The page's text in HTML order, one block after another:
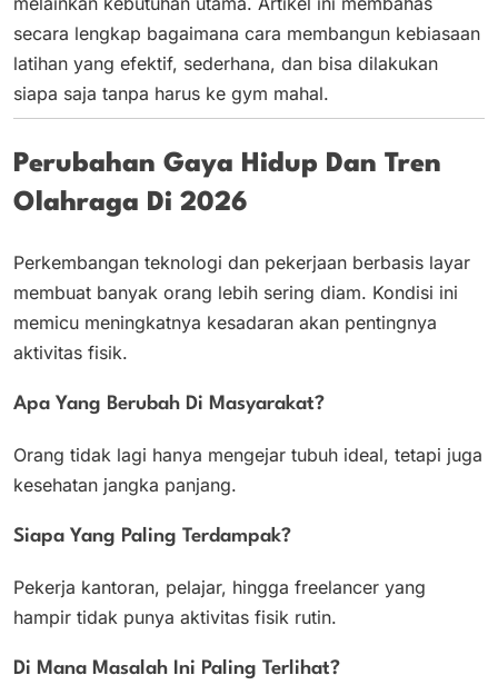
secara lengkap bagaimana cara membangun kebiasaan
latihan yang efektif, sederhana, dan bisa dilakukan
siapa saja tanpa harus ke gym mahal.
Perubahan Gaya Hidup Dan Tren
Olahraga Di 2026
Perkembangan teknologi dan pekerjaan berbasis layar
membuat banyak orang lebih sering diam. Kondisi ini
memicu meningkatnya kesadaran akan pentingnya
aktivitas fisik.
Apa Yang Berubah Di Masyarakat?
Orang tidak lagi hanya mengejar tubuh ideal, tetapi juga
kesehatan jangka panjang.
Siapa Yang Paling Terdampak?
Pekerja kantoran, pelajar, hingga freelancer yang
hampir tidak punya aktivitas fisik rutin.
Di Mana Masalah Ini Paling Terlihat?